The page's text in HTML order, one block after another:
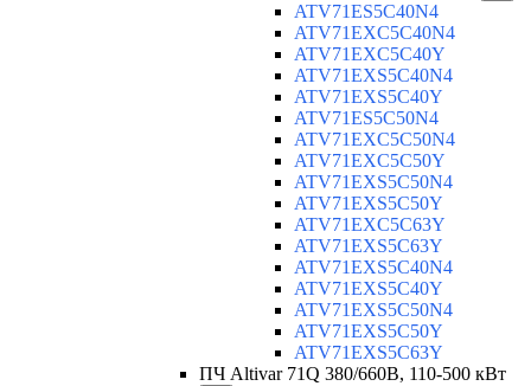
ATV71ES5C40N4
ATV71EXC5C40N4
ATV71EXC5C40Y
ATV71EXS5C40N4
ATV71EXS5C40Y
ATV71ES5C50N4
ATV71EXC5C50N4
ATV71EXC5C50Y
ATV71EXS5C50N4
ATV71EXS5C50Y
ATV71EXC5C63Y
ATV71EXS5C63Y
ATV71EXS5C40N4
ATV71EXS5C40Y
ATV71EXS5C50N4
ATV71EXS5C50Y
ATV71EXS5C63Y
ПЧ Altivar 71Q 380/660В, 110-500 кВт